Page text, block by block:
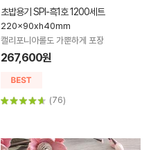
초밥용기 SPI-흑1호 1200세트
220x90xh40mm
캘리포니아롤도 가뿐하게 포장
267,600원
(76)